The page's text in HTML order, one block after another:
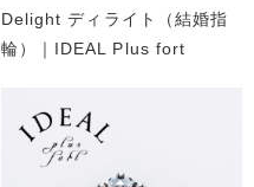
Delight ディライト（結婚指
輪）｜IDEAL Plus fort